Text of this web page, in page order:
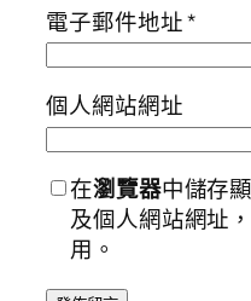
電子郵件地址*
個人網站網址
在瀏覽器中儲存
及個人網站網址
用。